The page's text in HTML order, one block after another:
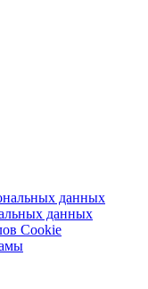
данных
данных
Cookie